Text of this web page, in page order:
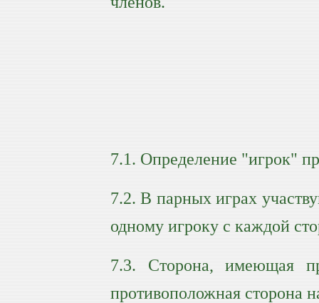
7.1. Определение "игрок"
7.2. В парных играх
одному игроку с каждой
7.3. Сторона, имеющая
противоположная сторона